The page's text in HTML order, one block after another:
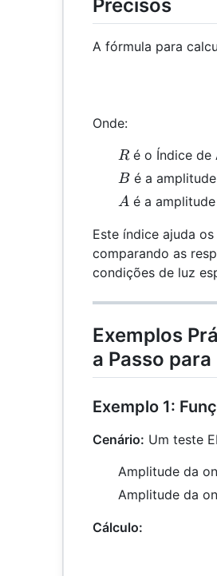
Precisos
A fórmula para
Onde:
R
Ré o Índice de
B
Bé a
A
A é a
Este índice ajuda
comparando as
condições de luz
Exemplos
a Passo
Exemplo 1:
Cenário: Um teste
Amplitude da
Amplitude da
Cálculo: